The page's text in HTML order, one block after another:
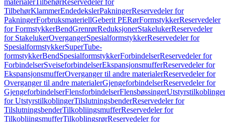
materialerTilbehørReservedeler for
TilbehørKlammerEndedekslerPakningerReservedeler for
PakningerForbruksmateriellGeberit PERørFormstykkerReservedeler
for FormstykkerBendGrenrørReduksjonerStakelukerReservedeler
for StakelukerOvergangerSpesialformstykkerReservedeler for
SpesialformstykkerSuperTube-
formstykkerBendSpesialformstykkerForbindelserReservedeler for
ForbindelserSveiseforbindelserEkspansjonsmufferReservedeler for
EkspansjonsmufferOverganger til andre materialerReservedeler for
Overganger til andre materialerGjengeforbindelserReservedeler for
GjengeforbindelserFlensforbindelserFlensbøssingerUtstyrstilkoblinger
for UtstyrstilkoblingerTilslutningsbenderReservedeler for
TilslutningsbenderTilkobliingsmufferReservedeler for
TilkobliingsmufferTilkoblingsrørReservedeler for